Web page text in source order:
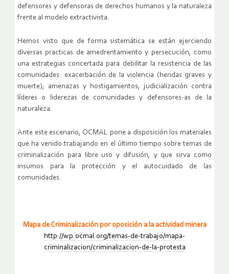
defensores y defensoras de derechos humanos y la naturaleza
frente al modelo extractivista.
Hemos visto que de forma sistemática se están ejerciendo
diversas practicas de amedrentamiento y persecución, como
una estrategias concertada para debilitar la resistencia de las
comunidades: exacerbación de la violencia (heridas graves y
muerte); amenazas y hostigamientos; judicialización contra
líderes o liderezas de comunidades y defensores-as de la
naturaleza.
Ante este escenario, OCMAL pone a disposición los materiales
que ha venido trabajando en el último tiempo sobre temas de
criminalización para libre uso y difusión, y que sirva como
insumos para la protección y el autocuidado de las
comunidades.
Mapa de Criminalización por oposición a la actividad minera
http://wp.ocmal.org/temas-de-trabajo/mapa-
criminalizacion/criminalizacion-de-la-protesta